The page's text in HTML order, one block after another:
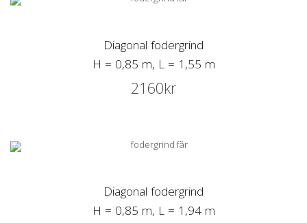
Diagonal fodergrind
H = 0,85 m, L = 1,55 m
2160kr
Diagonal fodergrind
H = 0,85 m, L = 1,94 m